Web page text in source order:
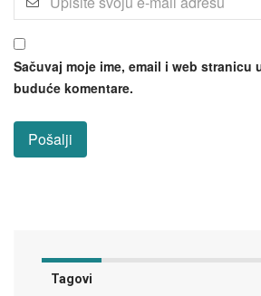
Sačuvaj moje ime, email i web stranicu
buduće komentare.
Tagovi